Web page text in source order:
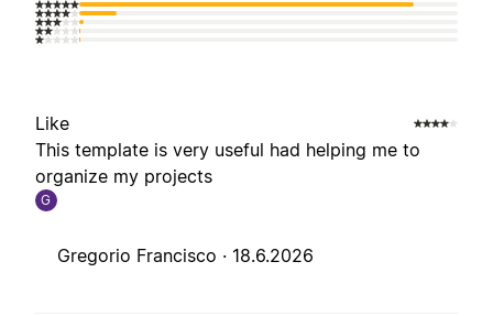
Like
This template is very useful had helping me to
organize my projects
G
Gregorio Francisco · 18.6.2026